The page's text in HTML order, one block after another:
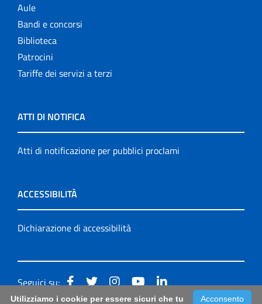
Aule
Bandi e concorsi
Biblioteca
Patrocini
Tariffe dei servizi a terzi
ATTI DI NOTIFICA
Atti di notificazione per pubblici proclami
ACCESSIBILITÀ
Dichiarazione di accessibilità
Seguici su:
Acconsento
Utilizziamo i cookie per essere sicuri che tu